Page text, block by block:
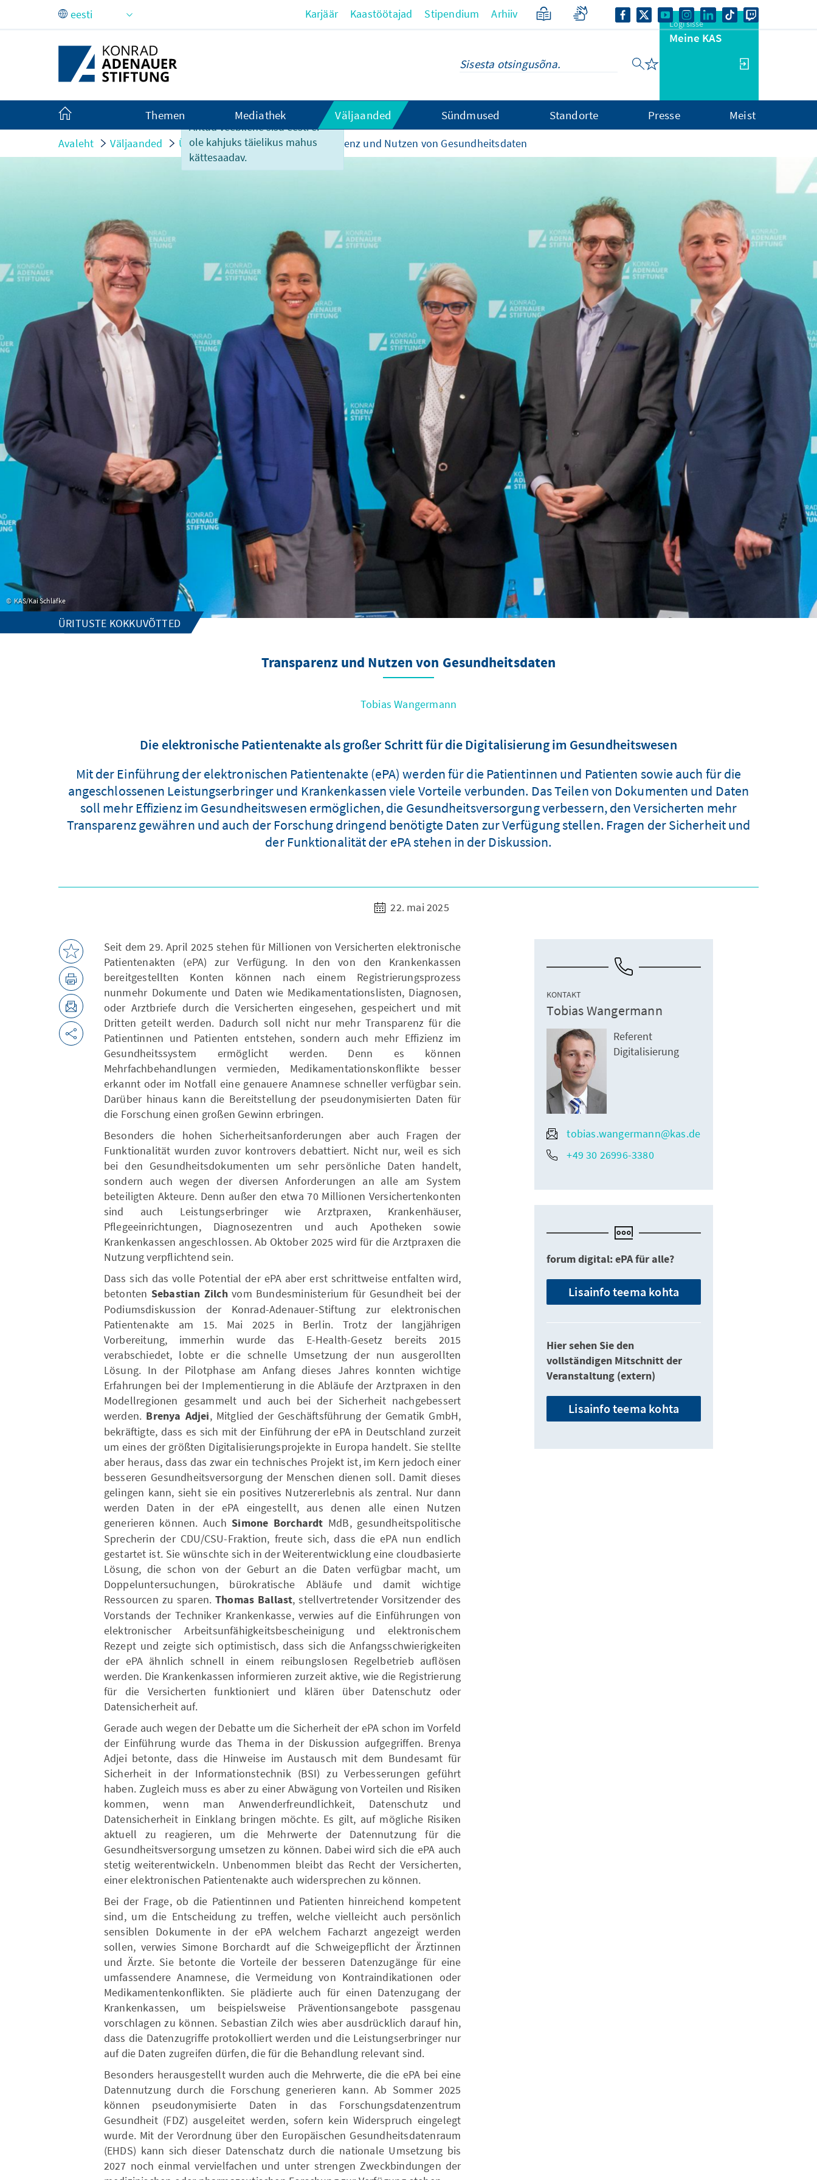
Skip to Main Content
Antud veebilehe sisu eesti ei
ole kahjuks täielikus mahus
kättesaadav.
Karjäär Kaastöötajad Stipendium Arhiiv
Logi sisse
Meine KAS
Themen Mediathek Väljaanded Sündmused Standorte Presse Meist
Avaleht Väljaanded Ürituste infomaterjalid Transparenz und Nutzen von Gesundheitsdaten
KAS/Kai Schläfke
ÜRITUSTE KOKKUVÕTTED
Transparenz und Nutzen von Gesundheitsdaten
Tobias Wangermann
Die elektronische Patientenakte als großer Schritt für die Digitalisierung im Gesundheitswesen
Mit der Einführung der elektronischen Patientenakte (ePA) werden für die Patientinnen und Patienten sowie auch für die
angeschlossenen Leistungserbringer und Krankenkassen viele Vorteile verbunden. Das Teilen von Dokumenten und Daten
soll mehr Effizienz im Gesundheitswesen ermöglichen, die Gesundheitsversorgung verbessern, den Versicherten mehr
Transparenz gewähren und auch der Forschung dringend benötigte Daten zur Verfügung stellen. Fragen der Sicherheit und
der Funktionalität der ePA stehen in der Diskussion.
22. mai 2025
Seit dem 29. April 2025 stehen für Millionen von Versicherten elektronische
Patientenakten (ePA) zur Verfügung. In den von den Krankenkassen
bereitgestellten Konten können nach einem Registrierungsprozess
nunmehr Dokumente und Daten wie Medikamentationslisten, Diagnosen,
oder Arztbriefe durch die Versicherten eingesehen, gespeichert und mit
Dritten geteilt werden. Dadurch soll nicht nur mehr Transparenz für die
Patientinnen und Patienten entstehen, sondern auch mehr Effizienz im
Gesundheitssystem ermöglicht werden. Denn es können
Mehrfachbehandlungen vermieden, Medikamentationskonflikte besser
erkannt oder im Notfall eine genauere Anamnese schneller verfügbar sein.
Darüber hinaus kann die Bereitstellung der pseudonymisierten Daten für
die Forschung einen großen Gewinn erbringen.
Besonders die hohen Sicherheitsanforderungen aber auch Fragen der
Funktionalität wurden zuvor kontrovers debattiert. Nicht nur, weil es sich
bei den Gesundheitsdokumenten um sehr persönliche Daten handelt,
sondern auch wegen der diversen Anforderungen an alle am System
beteiligten Akteure. Denn außer den etwa 70 Millionen Versichertenkonten
sind auch Leistungserbringer wie Arztpraxen, Krankenhäuser,
Pflegeeinrichtungen, Diagnosezentren und auch Apotheken sowie
Krankenkassen angeschlossen. Ab Oktober 2025 wird für die Arztpraxen die
Nutzung verpflichtend sein.
Dass sich das volle Potential der ePA aber erst schrittweise entfalten wird,
betonten Sebastian Zilchvom Bundesministerium für Gesundheit bei der
Podiumsdiskussion der Konrad-Adenauer-Stiftung zur elektronischen
Patientenakte am 15. Mai 2025 in Berlin. Trotz der langjährigen
Vorbereitung, immerhin wurde das E-Health-Gesetz bereits 2015
verabschiedet, lobte er die schnelle Umsetzung der nun ausgerollten
Lösung. In der Pilotphase am Anfang dieses Jahres konnten wichtige
Erfahrungen bei der Implementierung in die Abläufe der Arztpraxen in den
Modellregionen gesammelt und auch bei der Sicherheit nachgebessert
werden. Brenya Adjei, Mitglied der Geschäftsführung der Gematik GmbH,
bekräftigte, dass es sich mit der Einführung der ePA in Deutschland zurzeit
um eines der größten Digitalisierungsprojekte in Europa handelt. Sie stellte
aber heraus, dass das zwar ein technisches Projekt ist, im Kern jedoch einer
besseren Gesundheitsversorgung der Menschen dienen soll. Damit dieses
gelingen kann, sieht sie ein positives Nutzererlebnis als zentral. Nur dann
werden Daten in der ePA eingestellt, aus denen alle einen Nutzen
generieren können. Auch Simone Borchardt MdB, gesundheitspolitische
Sprecherin der CDU/CSU-Fraktion, freute sich, dass die ePA nun endlich
gestartet ist. Sie wünschte sich in der Weiterentwicklung eine cloudbasierte
Lösung, die schon von der Geburt an die Daten verfügbar macht, um
Doppeluntersuchungen, bürokratische Abläufe und damit wichtige
Ressourcen zu sparen.Thomas Ballast, stellvertretender Vorsitzender des
Vorstands der Techniker Krankenkasse, verwies auf die Einführungen von
elektronischer Arbeitsunfähigkeitsbescheinigung und elektronischem
Rezept und zeigte sich optimistisch, dass sich die Anfangsschwierigkeiten
der ePA ähnlich schnell in einem reibungslosen Regelbetrieb auflösen
werden. Die Krankenkassen informieren zurzeit aktive, wie die Registrierung
für die Versicherten funktioniert und klären über Datenschutz oder
Datensicherheit auf.
Gerade auch wegen der Debatte um die Sicherheit der ePA schon im Vorfeld
der Einführung wurde das Thema in der Diskussion aufgegriffen. Brenya
Adjei betonte, dass die Hinweise im Austausch mit dem Bundesamt für
Sicherheit in der Informationstechnik (BSI) zu Verbesserungen geführt
haben. Zugleich muss es aber zu einer Abwägung von Vorteilen und Risiken
kommen, wenn man Anwenderfreundlichkeit, Datenschutz und
Datensicherheit in Einklang bringen möchte. Es gilt, auf mögliche Risiken
aktuell zu reagieren, um die Mehrwerte der Datennutzung für die
Gesundheitsversorgung umsetzen zu können. Dabei wird sich die ePA auch
stetig weiterentwickeln. Unbenommen bleibt das Recht der Versicherten,
einer elektronischen Patientenakte auch widersprechen zu können.
Bei der Frage, ob die Patientinnen und Patienten hinreichend kompetent
sind, um die Entscheidung zu treffen, welche vielleicht auch persönlich
sensiblen Dokumente in der ePA welchem Facharzt angezeigt werden
sollen, verwies Simone Borchardt auf die Schweigepflicht der Ärztinnen
und Ärzte. Sie betonte die Vorteile der besseren Datenzugänge für eine
umfassendere Anamnese, die Vermeidung von Kontraindikationen oder
Medikamentenkonflikten. Sie plädierte auch für einen Datenzugang der
Krankenkassen, um beispielsweise Präventionsangebote passgenau
vorschlagen zu können. Sebastian Zilch wies aber ausdrücklich darauf hin,
dass die Datenzugriffe protokolliert werden und die Leistungserbringer nur
auf die Daten zugreifen dürfen, die für die Behandlung relevant sind.
Besonders herausgestellt wurden auch die Mehrwerte, die die ePA bei eine
Datennutzung durch die Forschung generieren kann. Ab Sommer 2025
können pseudonymisierte Daten in das Forschungsdatenzentrum
Gesundheit (FDZ) ausgeleitet werden, sofern kein Widerspruch eingelegt
wurde. Mit der Verordnung über den Europäischen Gesundheitsdatenraum
(EHDS) kann sich dieser Datenschatz durch die nationale Umsetzung bis
2027 noch einmal vervielfachen und unter strengen Zweckbindungen der
KONTAKT
Tobias Wangermann
Referent
Digitalisierung
tobias.wangermann@kas.de
+49 30 26996-3380
forum digital: ePA für alle?
Lisainfo teema kohta
Hier sehen Sie den
vollständigen Mitschnitt der
Veranstaltung (extern)
Lisainfo teema kohta